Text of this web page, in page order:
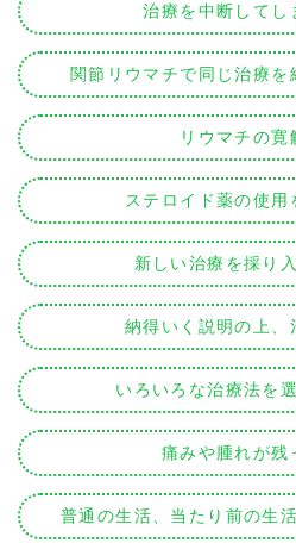
治療を中断してし
関節リウマチで同じ治療
リウマチの寛
ステロイド薬の使用
新しい治療を採り
納得いく説明の上、
いろいろな治療法を
痛みや腫れが残
普通の生活、当たり前の生